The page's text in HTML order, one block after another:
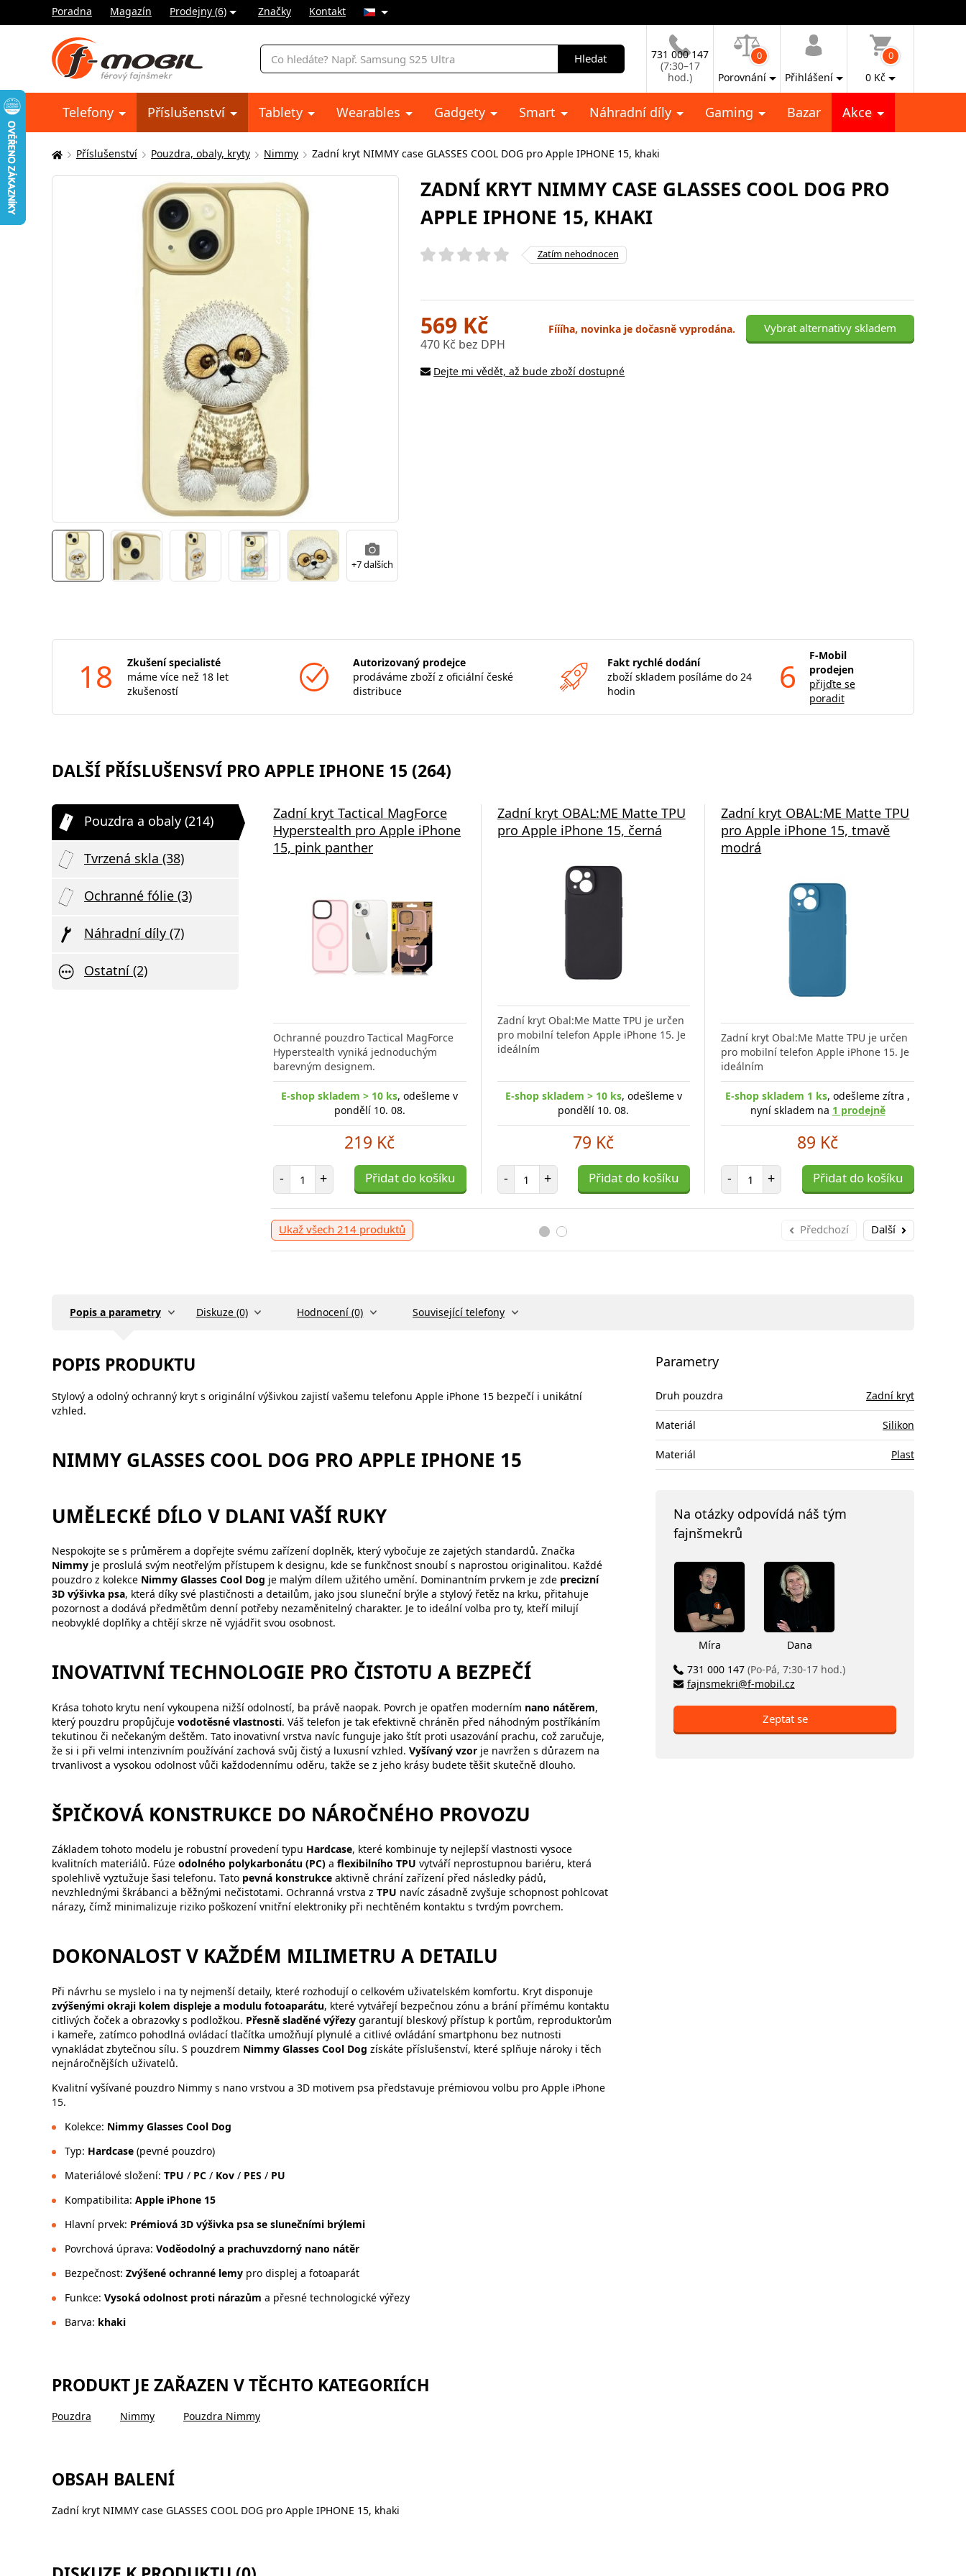
Poradna Magazín Prodejny (6) Značky Kontakt
Vyhledávání
Hledat
731 000 147
(7:30–17
hod.)
0
Porovnání Přihlášení
0
0 Kč
Telefony Příslušenství Tablety Wearables Gadgety Smart Náhradní díly Gaming Bazar Akce
Zde
se
Příslušenství Pouzdra, obaly, kryty Nimmy Zadní kryt NIMMY case GLASSES COOL DOG pro Apple IPHONE 15, khaki
+7 dalších
ZADNÍ KRYT NIMMY CASE GLASSES COOL DOG PRO
APPLE IPHONE 15, KHAKI
Zatím nehodnocen
569 Kč
470 Kč bez DPH
Fíííha, novinka je dočasně vyprodána. Vybrat alternativy skladem
Dejte mi vědět, až bude zboží dostupné
18
Zkušení specialisté
máme více než 18 let
zkušeností
Autorizovaný prodejce
prodáváme zboží z oficiální české
distribuce
Fakt rychlé dodání
zboží skladem posíláme do 24
hodin
6
F-Mobil
prodejen
přijďte se
poradit
DALŠÍ PŘÍSLUŠENSVÍ PRO APPLE IPHONE 15 (264)
Pouzdra a obaly (214)
Tvrzená skla (38)
Ochranné fólie (3)
Náhradní díly (7)
Ostatní (2)
Zadní kryt Tactical MagForce
Hyperstealth pro Apple iPhone
15, pink panther
Ochranné pouzdro Tactical MagForce
Hyperstealth vyniká jednoduchým
barevným designem.
E-shop skladem > 10 ks, odešleme v
pondělí 10. 08.
219 Kč
- Počet položek
+ Přidat do košíku
Zadní kryt OBAL:ME Matte TPU
pro Apple iPhone 15, černá
Zadní kryt Obal:Me Matte TPU je určen
pro mobilní telefon Apple iPhone 15. Je
ideálním
E-shop skladem > 10 ks, odešleme v
pondělí 10. 08.
79 Kč
- Počet položek
+ Přidat do košíku
Zadní kryt OBAL:ME Matte TPU
pro Apple iPhone 15, tmavě
modrá
Zadní kryt Obal:Me Matte TPU je určen
pro mobilní telefon Apple iPhone 15. Je
ideálním
E-shop skladem 1 ks, odešleme zítra ,
nyní skladem na 1 prodejně
89 Kč
- Počet položek
+ Přidat do košíku
Ukaž všech 214 produktů Předchozí Další
Popis a parametry Diskuze (0) Hodnocení (0) Související telefony
POPIS PRODUKTU
Stylový a odolný ochranný kryt s originální výšivkou zajistí vašemu telefonu Apple iPhone 15 bezpečí i unikátní
vzhled.
NIMMY GLASSES COOL DOG PRO APPLE IPHONE 15
UMĚLECKÉ DÍLO V DLANI VAŠÍ RUKY
Nespokojte se s průměrem a dopřejte svému zařízení doplněk, který vybočuje ze zajetých standardů. Značka
Nimmy je proslulá svým neotřelým přístupem k designu, kde se funkčnost snoubí s naprostou originalitou. Každé
pouzdro z kolekce Nimmy Glasses Cool Dog je malým dílem užitého umění. Dominantním prvkem je zde precizní
3D výšivka psa, která díky své plastičnosti a detailům, jako jsou sluneční brýle a stylový řetěz na krku, přitahuje
pozornost a dodává předmětům denní potřeby nezaměnitelný charakter. Je to ideální volba pro ty, kteří milují
neobvyklé doplňky a chtějí skrze ně vyjádřit svou osobnost.
INOVATIVNÍ TECHNOLOGIE PRO ČISTOTU A BEZPEČÍ
Krása tohoto krytu není vykoupena nižší odolností, ba právě naopak. Povrch je opatřen moderním nano nátěrem,
který pouzdru propůjčuje vodotěsné vlastnosti. Váš telefon je tak efektivně chráněn před náhodným postříkáním
tekutinou či nečekaným deštěm. Tato inovativní vrstva navíc funguje jako štít proti usazování prachu, což zaručuje,
že si i při velmi intenzivním používání zachová svůj čistý a luxusní vzhled. Vyšívaný vzor je navržen s důrazem na
trvanlivost a vysokou odolnost vůči každodennímu oděru, takže se z jeho krásy budete těšit skutečně dlouho.
ŠPIČKOVÁ KONSTRUKCE DO NÁROČNÉHO PROVOZU
Základem tohoto modelu je robustní provedení typu Hardcase, které kombinuje ty nejlepší vlastnosti vysoce
kvalitních materiálů. Fúze odolného polykarbonátu (PC) a flexibilního TPU vytváří neprostupnou bariéru, která
spolehlivě vyztužuje šasi telefonu. Tato pevná konstrukce aktivně chrání zařízení před následky pádů,
nevzhlednými škrábanci a běžnými nečistotami. Ochranná vrstva z TPU navíc zásadně zvyšuje schopnost pohlcovat
nárazy, čímž minimalizuje riziko poškození vnitřní elektroniky při nechtěném kontaktu s tvrdým povrchem.
DOKONALOST V KAŽDÉM MILIMETRU A DETAILU
Při návrhu se myslelo i na ty nejmenší detaily, které rozhodují o celkovém uživatelském komfortu. Kryt disponuje
zvýšenými okraji kolem displeje a modulu fotoaparátu, které vytvářejí bezpečnou zónu a brání přímému kontaktu
citlivých čoček a obrazovky s podložkou. Přesně sladěné výřezy garantují bleskový přístup k portům, reproduktorům
i kameře, zatímco pohodlná ovládací tlačítka umožňují plynulé a citlivé ovládání smartphonu bez nutnosti
vynakládat zbytečnou sílu. S pouzdrem Nimmy Glasses Cool Dog získáte příslušenství, které splňuje nároky i těch
nejnáročnějších uživatelů.
Kvalitní vyšívané pouzdro Nimmy s nano vrstvou a 3D motivem psa představuje prémiovou volbu pro Apple iPhone
15.
Kolekce: Nimmy Glasses Cool Dog
Typ: Hardcase(pevné pouzdro)
Materiálové složení: TPU / PC/ Kov/ PES / PU
Kompatibilita: Apple iPhone 15
Hlavní prvek: Prémiová 3D výšivka psa se slunečními brýlemi
Povrchová úprava: Voděodolný a prachuvzdorný nano nátěr
Bezpečnost: Zvýšené ochranné lemypro displej a fotoaparát
Funkce: Vysoká odolnost proti nárazům a přesné technologické výřezy
Barva: khaki
PRODUKT JE ZAŘAZEN V TĚCHTO KATEGORIÍCH
Pouzdra Nimmy Pouzdra Nimmy
OBSAH BALENÍ
Zadní kryt NIMMY case GLASSES COOL DOG pro Apple IPHONE 15, khaki
Parametry
Druh pouzdra Zadní kryt
Materiál Silikon
Materiál Plast
Na otázky odpovídá náš tým
fajnšmekrů
Míra
Dana
731 000 147 (Po-Pá, 7:30-17 hod.)
fajnsmekri@f-mobil.cz
Zeptat se